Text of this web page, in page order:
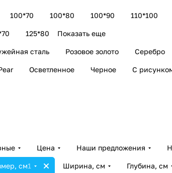
100*70 100*80 100*90 110*100
125*80 Показать еще
сталь Розовое золото Серебро
Осветленное Черное С
Цена Наши предложения
см1 Ширина, см Глубина, см